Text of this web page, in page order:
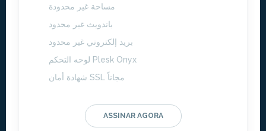
مساحة غير محدودة
باندويث غير محدود
بريد إلكتروني غير محدود
لوحه التحكم Plesk Onyx
شهادة أمان SSL مجاناً
ASSINAR AGORA